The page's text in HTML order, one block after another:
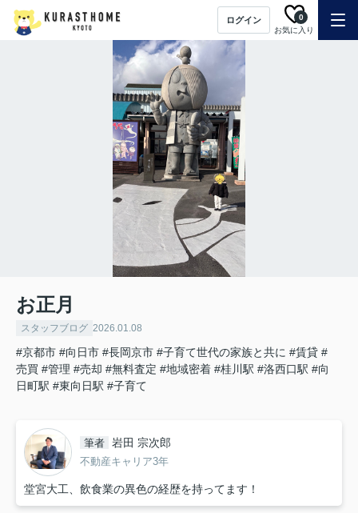
ログイン
お気に入り
0
お正月
スタッフブログ 2026.01.08
#京都市 #向日市 #長岡京市 #子育て世代の家族と共に #賃貸 #
売買 #管理 #売却 #無料査定 #地域密着 #桂川駅 #洛西口駅 #向
日町駅 #東向日駅 #子育て
筆者 岩田 宗次郎
不動産キャリア3年
堂宮大工、飲食業の異色の経歴を持ってます！